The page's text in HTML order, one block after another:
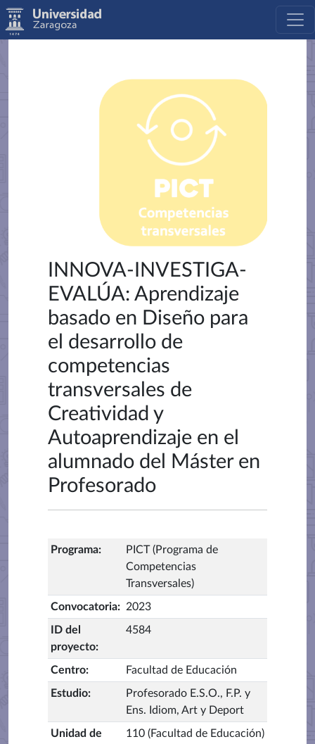
INNOVA-INVESTIGA-
EVALÚA: Aprendizaje
basado en Diseño para
el desarrollo de
competencias
transversales de
Creatividad y
Autoaprendizaje en el
alumnado del Máster en
Profesorado
Programa:
PICT (Programa de
Competencias
Transversales)
Convocatoria: 2023
ID del
proyecto:
4584
Centro: Facultad de Educación
Estudio:
Profesorado E.S.O., F.P. y
Ens. Idiom, Art y Deport
Unidad de
110 (Facultad de Educación)